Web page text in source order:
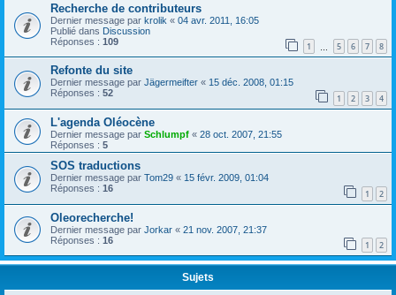
Recherche de contributeurs
Dernier message par krolik « 04 avr. 2011, 16:05
Publié dans Discussion
Réponses : 109 1 5 6 7 8
Refonte du site
Dernier message par Jägermeifter « 15 déc. 2008, 01:15
Réponses : 52 1 2 3 4
L'agenda Oléocène
Dernier message par Schlumpf « 28 oct. 2007, 21:55
Réponses : 5
SOS traductions
Dernier message par Tom29 « 15 févr. 2009, 01:04
Réponses : 16 1 2
Oleorecherche!
Dernier message par Jorkar « 21 nov. 2007, 21:37
Réponses : 16 1 2
Sujets